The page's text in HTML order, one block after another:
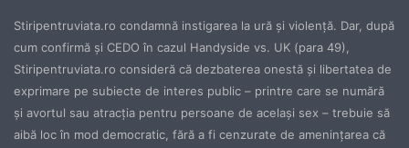
Stiripentruviata.ro condamnă instigarea la ură şi violenţă. Dar, după
cum confirmă şi CEDO în cazul Handyside vs. UK (para 49),
Stiripentruviata.ro consideră că dezbaterea onestă şi libertatea de
exprimare pe subiecte de interes public – printre care se numără
şi avortul sau atracţia pentru persoane de acelaşi sex – trebuie să
aibă loc în mod democratic, fără a fi cenzurate de ameninţarea că